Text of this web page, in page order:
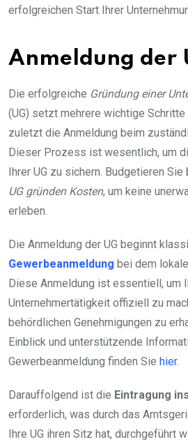
erfolgreichen Start Ihrer
Anmeldung der
Die erfolgreiche Gründung einer
(UG) setzt mehrere wichtige Schritte
zuletzt die Anmeldung beim
Dieser Prozess ist wesentlich, um
Ihrer UG zu sichern. Budgetieren
UG gründen Kosten, um keine
erleben.
Die Anmeldung der UG beginnt
Gewerbeanmeldung bei dem
Diese Anmeldung ist essentiell, um
Unternehmertätigkeit offiziell zu
behördlichen Genehmigungen zu
Einblick und unterstützende
Gewerbeanmeldung finden Sie hier.
Darauffolgend ist die Eintragung
erforderlich, was durch das
Ihre UG ihren Sitz hat, durchgeführt